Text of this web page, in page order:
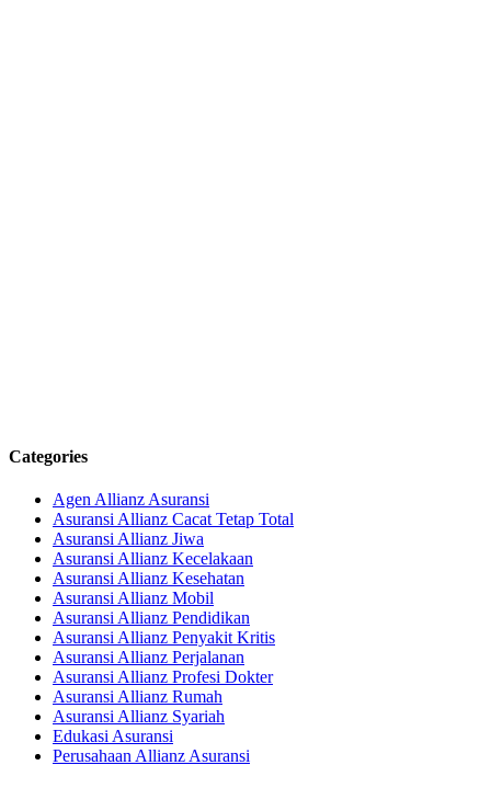
Categories
Agen Allianz Asuransi
Asuransi Allianz Cacat Tetap Total
Asuransi Allianz Jiwa
Asuransi Allianz Kecelakaan
Asuransi Allianz Kesehatan
Asuransi Allianz Mobil
Asuransi Allianz Pendidikan
Asuransi Allianz Penyakit Kritis
Asuransi Allianz Perjalanan
Asuransi Allianz Profesi Dokter
Asuransi Allianz Rumah
Asuransi Allianz Syariah
Edukasi Asuransi
Perusahaan Allianz Asuransi